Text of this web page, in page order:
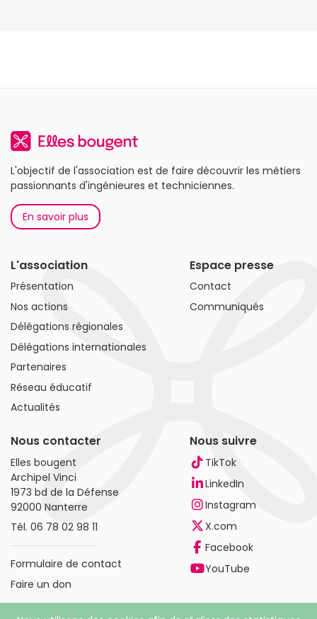
L'objectif de l'association est de faire découvrir les métiers
passionnants d'ingénieures et techniciennes.
En savoir plus
L'association
Présentation
Nos actions
Délégations régionales
Délégations internationales
Partenaires
Réseau éducatif
Actualités
Espace presse
Contact
Communiqués
Nous contacter
Elles bougent
Archipel Vinci
1973 bd de la Défense
92000 Nanterre
Tél. 06 78 02 98 11
Formulaire de contact
Faire un don
Nous suivre
TikTok
LinkedIn
Instagram
X.com
Facebook
YouTube